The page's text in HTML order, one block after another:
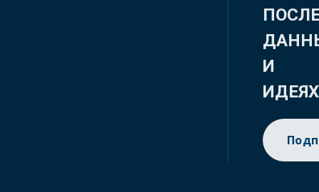
И
ИДЕЯХ